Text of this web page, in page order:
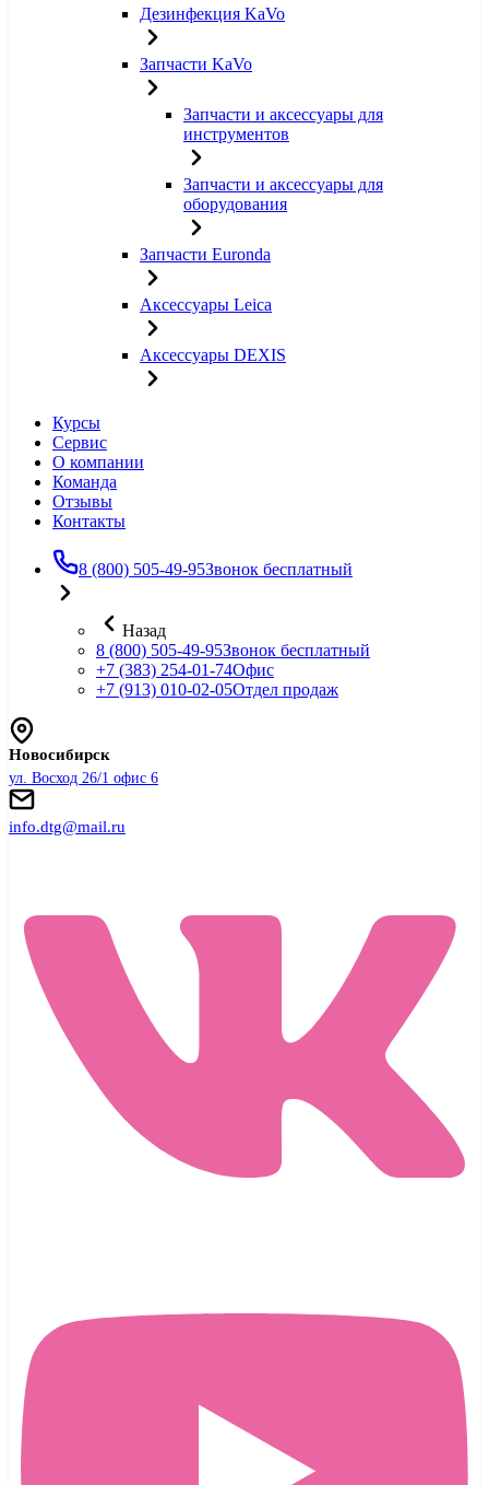
Дезинфекция KaVo
Запчасти KaVo
Запчасти и аксессуары для
инструментов
Запчасти и аксессуары для
оборудования
Запчасти Euronda
Аксессуары Leica
Аксессуары DEXIS
Курсы
Сервис
О компании
Команда
Отзывы
Контакты
8 (800) 505-49-95Звонок бесплатный
Назад
8 (800) 505-49-95Звонок бесплатный
+7 (383) 254-01-74Офис
+7 (913) 010-02-05Отдел продаж
Новосибирск
ул. Восход 26/1 офис 6
info.dtg@mail.ru